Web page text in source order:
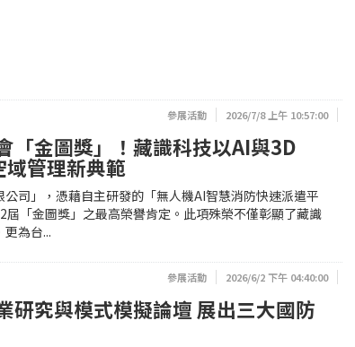
參展活動 2026/7/8 上午 10:57:00
「金圖獎」！藏識科技以AI與3D
域管理新典範
司」，憑藉自主研發的「無人機AI智慧消防快速派遣平
屆「金圖獎」之最高榮譽肯定。此項殊榮不僅彰顯了藏識
為台...
參展活動 2026/6/2 下午 04:40:00
研究與模式模擬論壇 展出三大國防